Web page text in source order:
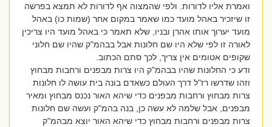
ואמרת אליו לדורות. ולפי שהמצוה אף לדורות לא תמצא בפרשה
זו שיזכיר באהל מועד כמו שאמר במקום אחר (שמות כו) באהל
מועד יערוך אותו אהרן ובניו, שלא תאמר כי באהל מועד היו צריכין
לאורה זו לפי שלא היו שם חלונות אבל בבהמ"ק שהיו שם חלוני
שקופים אטומים אין צריך, לכך סתם הכתוב.
ודע כי החלונות שהיו בבהמ"ק היו צרות מבפנים ורחבות מבחוץ
וזהו שדרשו רז"ל דרך העולם כשאדם בונה בית עושה לו חלונות
צרות מבחוץ ורחבות מבפנים כדי שיהא האור נכנס מבחוץ ומאיר
מבפנים, אבל שלמה לא עשה כן, בנה בהמ"ק ועשה שם חלונות
צרות מבפנים ורחבות מבחוץ כדי שיהא האור יוצא מבהמ"ק